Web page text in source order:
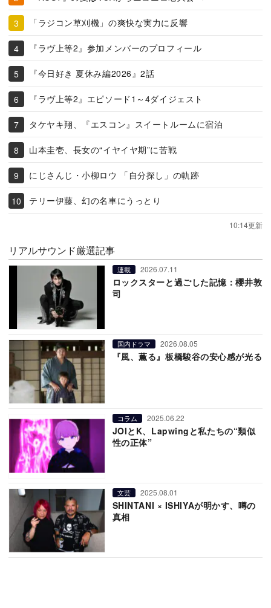
「ラジコン草刈機」の爽快な実力に反響
『ラヴ上等2』参加メンバーのプロフィール
『今日好き 夏休み編2026』2話
『ラヴ上等2』エピソード1～4ダイジェスト
タケヤキ翔、『エスコン』スイートルームに宿泊
山本圭壱、長女の“イヤイヤ期”に苦戦
にじさんじ・小柳ロウ 「自分探し」の軌跡
テリー伊藤、幻の名車にうっとり
10:14更新
リアルサウンド厳選記事
連載 2026.07.11
ロックスターと過ごした記憶：櫻井敦
司
国内ドラマ 2026.08.05
『風、薫る』板橋駿谷の安心感が光る
コラム 2025.06.22
JOIとK、Lapwingと私たちの“類似
性の正体”
文芸 2025.08.01
SHINTANI × ISHIYAが明かす、噂の
真相